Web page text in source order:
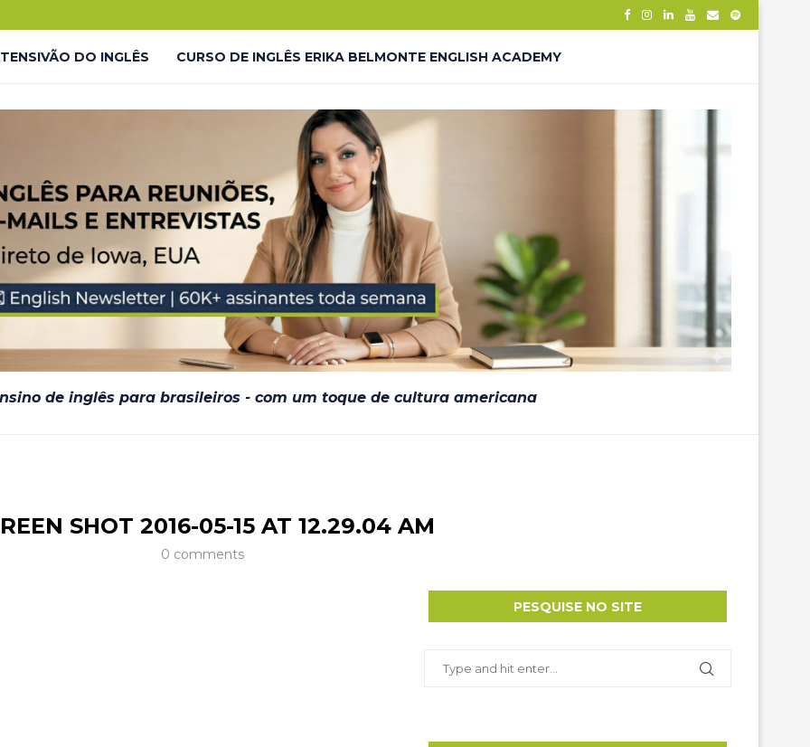
DO INGLÊS CURSO DE INGLÊS ERIKA BELMONTE ENGLISH ACADEMY
LIVES GRATUITAS YOUTUBE – LP
LIVES GRATUITAS YOUTUBE – THANK YOU
#INGLÊS7EM7 – THANK YOU JORNADA DO INGLÊS – LP
EM BREVE
de inglês para brasileiros - com um toque de cultura americana
SHOT 2016-05-15 AT 12.29.04 AM
0 comments
PESQUISE NO SITE